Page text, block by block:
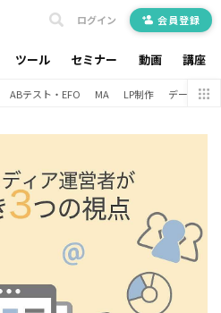
ツール セミナー 動画 講座
ログイン 会員登録
ABテスト・EFO MA LP制作 データ分析